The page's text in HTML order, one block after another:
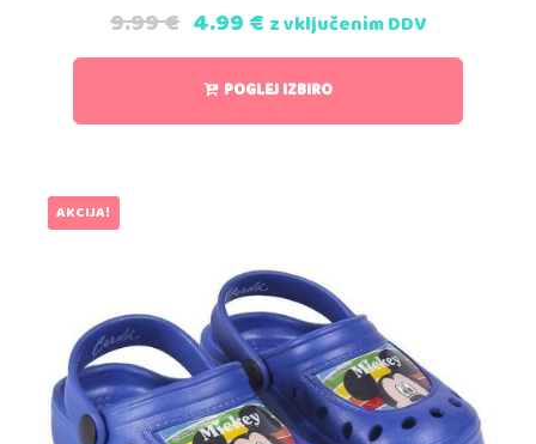
9.99€ 4.99€ z vključenim DDV
POGLEJ IZBIRO
AKCIJA!